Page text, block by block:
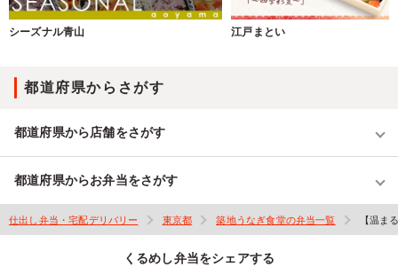
シーズナル青山 江戸まとい
都道府県からさがす
都道府県から店舗をさがす
都道府県からお弁当をさがす
仕出し弁当・宅配デリバリー 東京都 築地うなぎ食堂の弁当一覧 【温ま
くるめし弁当をシェアする